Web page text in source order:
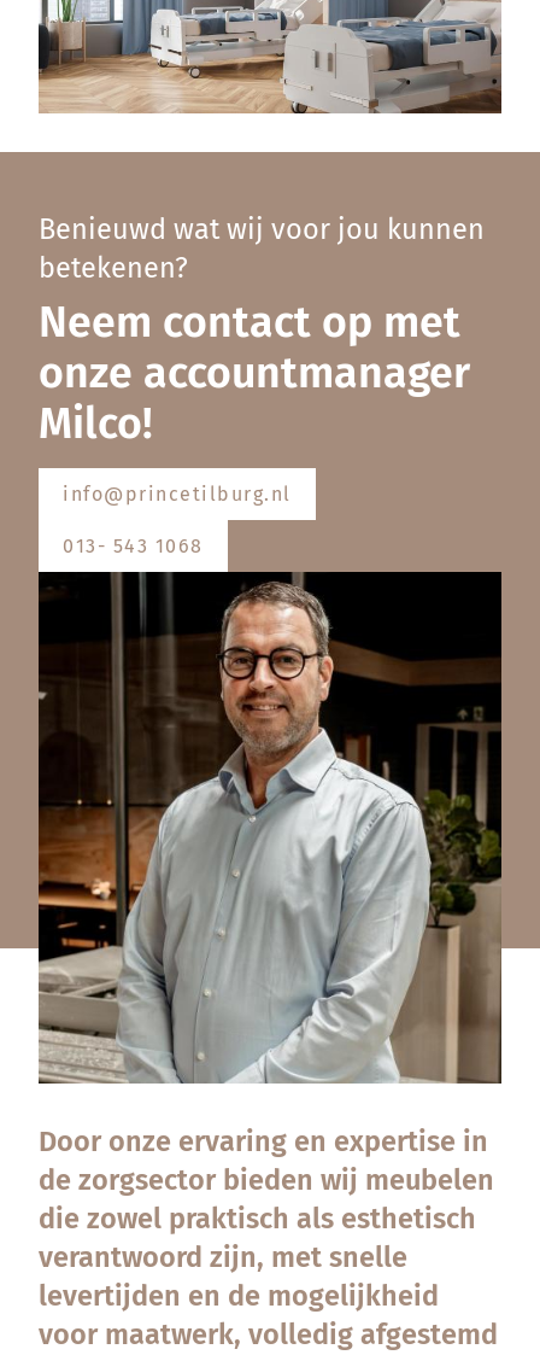
Benieuwd wat wij voor jou kunnen
betekenen?
Neem contact op met
onze accountmanager
Milco!
info@princetilburg.nl
013- 543 1068
Door onze ervaring en expertise in
de zorgsector bieden wij meubelen
die zowel praktisch als esthetisch
verantwoord zijn, met snelle
levertijden en de mogelijkheid
voor maatwerk, volledig afgestemd